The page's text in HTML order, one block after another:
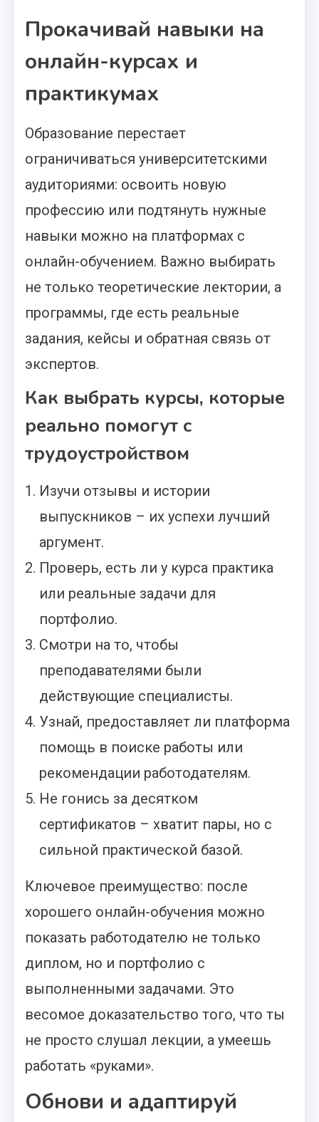
Прокачивай навыки на
онлайн-курсах и
практикумах
Образование перестает
ограничиваться университетскими
аудиториями: освоить новую
профессию или подтянуть нужные
навыки можно на платформах с
онлайн-обучением. Важно выбирать
не только теоретические лектории, а
программы, где есть реальные
задания, кейсы и обратная связь от
экспертов.
Как выбрать курсы, которые
реально помогут с
трудоустройством
Изучи отзывы и истории
выпускников – их успехи лучший
аргумент.
Проверь, есть ли у курса практика
или реальные задачи для
портфолио.
Смотри на то, чтобы
преподавателями были
действующие специалисты.
Узнай, предоставляет ли платформа
помощь в поиске работы или
рекомендации работодателям.
Не гонись за десятком
сертификатов – хватит пары, но с
сильной практической базой.
Ключевое преимущество: после
хорошего онлайн-обучения можно
показать работодателю не только
диплом, но и портфолио с
выполненными задачами. Это
весомое доказательство того, что ты
не просто слушал лекции, а умеешь
работать «руками».
Обнови и адаптируй